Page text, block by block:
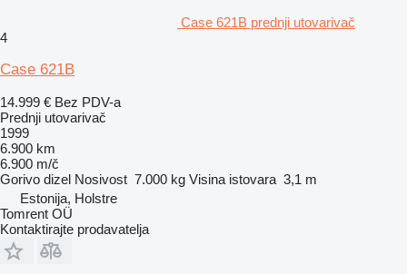
Case 621B prednji utovarivač
4
Case 621B
14.999 € Bez PDV-a
Prednji utovarivač
1999
6.900 km
6.900 m/č
Gorivo dizel Nosivost 7.000 kg Visina istovara 3,1 m
Estonija, Holstre
Tomrent OÜ
Kontaktirajte prodavatelja